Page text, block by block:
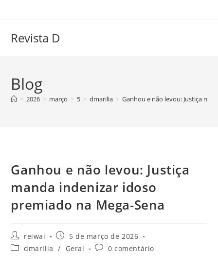
conteúdo
Revista D
Blog
> 2026 > março > 5 > dmarilia > Ganhou e não levou: Justiça
Ganhou e não levou: Justiça
manda indenizar idoso
premiado na Mega-Sena
Autor
do
post:
reiwai
Post
publicado:
5 de março de 2026
Categoria
dmarilia / Geral
Comentários
0 comentário